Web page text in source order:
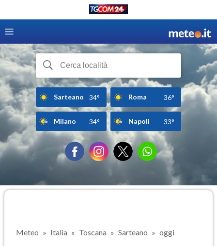
Sarteano 34° Roma 36°
Milano 34° Napoli 33°
Meteo Italia Toscana Sarteano oggi